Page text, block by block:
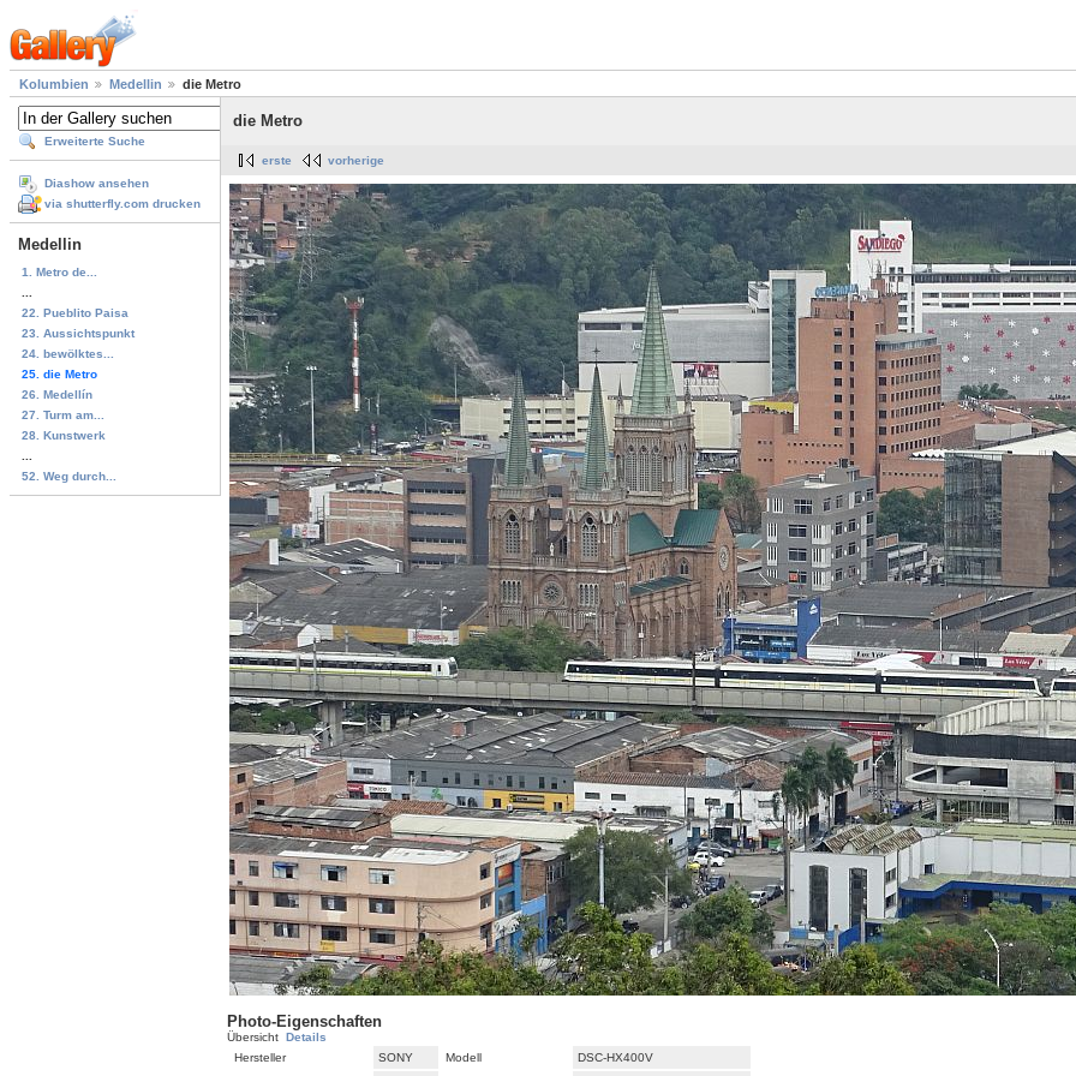
Kolumbien Medellin die Metro
Erweiterte Suche
Diashow ansehen
via shutterfly.com drucken
Medellin
1. Metro de...
22. Pueblito Paisa
23. Aussichtspunkt
24. bewölktes...
25. die Metro
26. Medellín
27. Turm am...
28. Kunstwerk
52. Weg durch...
die Metro
erste vorherige
Photo-Eigenschaften
Übersicht Details
Hersteller
SONY Modell DSC-HX400V